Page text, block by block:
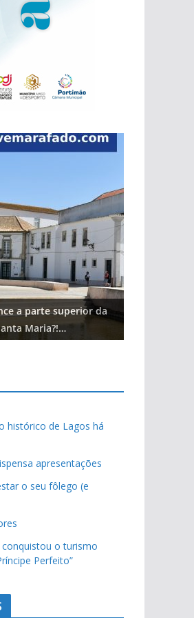
a parte superior da
Maria?!…
histórico de Lagos há
apresentações
o seu fôlego (e
o turismo
Perfeito”